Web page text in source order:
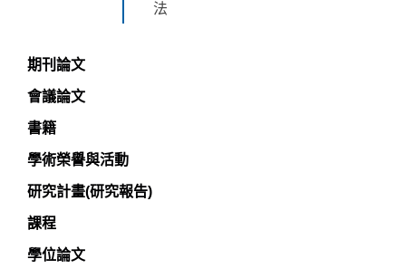
法
期刊論文
會議論文
書籍
學術榮譽與活動
研究計畫(研究報告)
課程
學位論文